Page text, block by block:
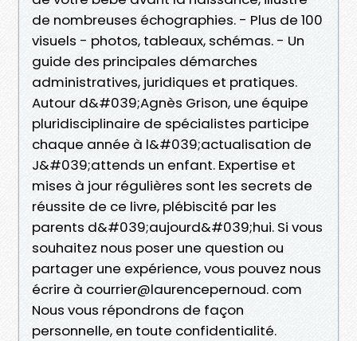
de nombreuses échographies. - Plus de 100
visuels - photos, tableaux, schémas. - Un
guide des principales démarches
administratives, juridiques et pratiques.
Autour d&#039;Agnès Grison, une équipe
pluridisciplinaire de spécialistes participe
chaque année à l&#039;actualisation de
J&#039;attends un enfant. Expertise et
mises à jour régulières sont les secrets de
réussite de ce livre, plébiscité par les
parents d&#039;aujourd&#039;hui. Si vous
souhaitez nous poser une question ou
partager une expérience, vous pouvez nous
écrire à courrier@laurencepernoud. com
Nous vous répondrons de façon
personnelle, en toute confidentialité.